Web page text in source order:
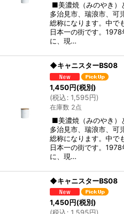
■美濃焼（みのやき）
多治見市、瑞浪市、可
総称になります。中で
日本一の街です。
に、現…
◆キャニスターBS08
1,450円(税別)
(税込: 1,595円)
在庫数 2点
■美濃焼（みのやき）
多治見市、瑞浪市、可
総称になります。中で
日本一の街です。
に、現…
◆キャニスターBS08
1,450円(税別)